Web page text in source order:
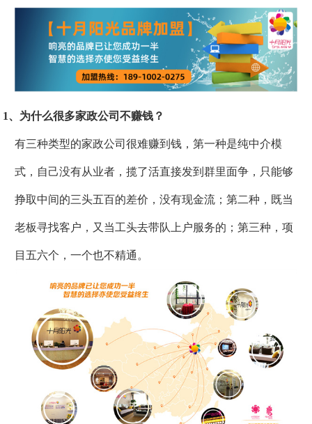
1、为什么很多家政公司不赚钱？
有三种类型的家政公司很难赚到钱，第一种是纯中介模
式，自己没有从业者，揽了活直接发到群里面争，只能够
挣取中间的三头五百的差价，没有现金流；第二种，既当
老板寻找客户，又当工头去带队上户服务的；第三种，项
目五六个，一个也不精通。